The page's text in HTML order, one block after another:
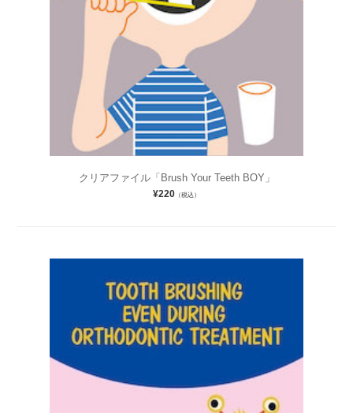
クリアファイル「Brush Your Teeth BOY」
¥220 （税込）